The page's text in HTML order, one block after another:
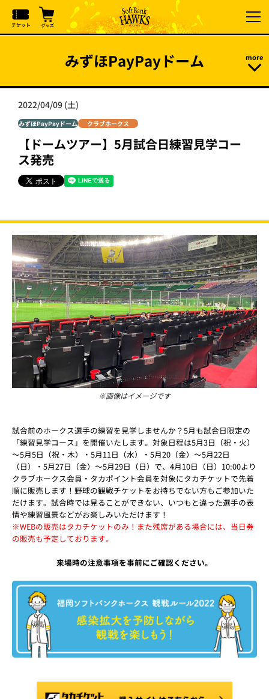
みずほPayPayドーム
2022/04/09 (土)
みずほPayPayドーム クラブホークス
【ドームツアー】5月試合日練習見学コー
ス発売
※画像はイメージです
試合前のホークス選手の練習を見学しませんか？5月も試合日限定の
「練習見学コース」を開催いたします。対象日程は5月3日（祝・火）
～5月5日（祝・木）・5月11日（水）・5月20（金）～5月22日
（日）・5月27日（金）～5月29日（日）で、4月10日（日）10:00より
クラブホークス会員・タカポイント会員を対象にタカチケットで先着
順に販売します！野球の観戦チケットをお持ちでない方もご参加いた
だけます。試合時では見ることができない、いつもと違った選手の表
情や練習風景などがお楽しみいただけます！
※WEBの販売はタカチケットのみ！また残席がある場合には、当日券
の販売も予定しております。
来場時の注意事項を事前にご確認ください。